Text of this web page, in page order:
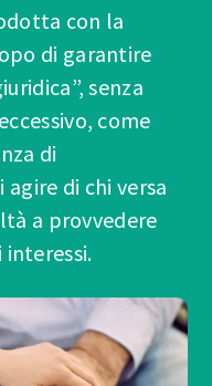
con la
di garantire
senza
come
di
di chi versa
a provvedere